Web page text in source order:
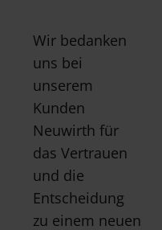
Wir bedanken
uns bei
unserem
Kunden
Neuwirth für
das Vertrauen
und die
Entscheidung
zu einem neuen